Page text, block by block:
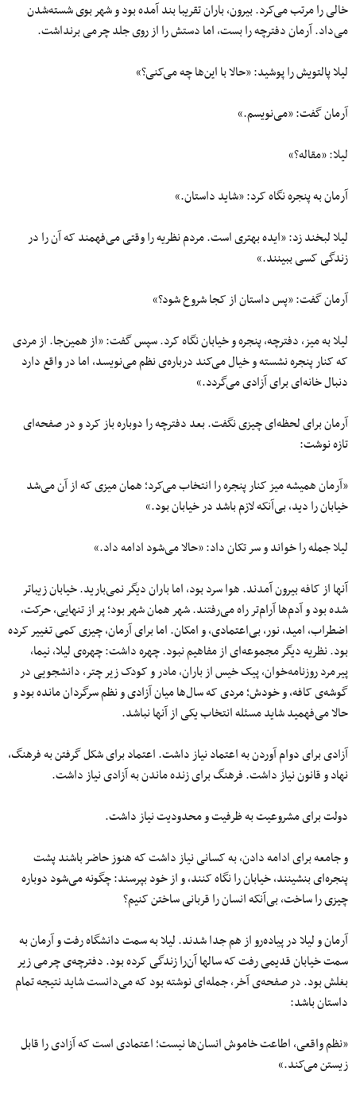
خالی را مرتب می‌کرد. بیرون، باران تقریبا بند آمده بود و شهر بوی شسته‌شدن
می‌داد. آرمان دفترچه را بست، اما دستش را از روی جلد چرمی برنداشت.
لیلا پالتویش را پوشید: «حالا با این‌ها چه می‌کنی؟»
آرمان گفت: «می‌نویسم.»
لیلا: «مقاله؟»
آرمان به پنجره نگاه کرد: «شاید داستان.»
لیلا لبخند زد: «ایده بهتری است. مردم نظریه را وقتی می‌فهمند که آن را در
زندگی کسی ببینند.»
آرمان گفت: «پس داستان از کجا شروع شود؟»
لیلا به میز، دفترچه، پنجره و خیابان نگاه کرد. سپس گفت: «از همین‌جا. از مردی
که کنار پنجره نشسته و خیال می‌کند درباره‌ی نظم می‌نویسد، اما در واقع دارد
دنبال خانه‌ای برای آزادی می‌گردد.»
آرمان برای لحظه‌ای چیزی نگفت. بعد دفترچه را دوباره باز کرد و در صفحه‌ای
تازه نوشت:
«آرمان همیشه میز کنار پنجره را انتخاب می‌کرد؛ همان میزی که از آن می‌شد
خیابان را دید، بی‌آنکه لازم باشد در خیابان بود.»
لیلا جمله را خواند و سر تکان داد: «حالا می‌شود ادامه داد.»
آنها از کافه بیرون آمدند. هوا سرد بود، اما باران دیگر نمی‌بارید. خیابان زیباتر
شده بود و آدم‌ها آرام‌تر راه می‌رفتند. شهر همان شهر بود؛ پر از تنهایی، حرکت،
اضطراب، امید، نور، بی‌اعتمادی، و امکان. اما برای آرمان، چیزی کمی تغییر کرده
بود. نظریه دیگر مجموعه‌ای از مفاهیم نبود. چهره داشت: چهره‌ی لیلا، نیما،
پیرمرد روزنامه‌خوان، پیک خیس از باران، مادر و کودک زیر چتر، دانشجویی در
گوشه‌ی کافه، و خودش؛ مردی که سال‌ها میان آزادی و نظم سرگردان مانده بود و
حالا می‌فهمید شاید مسئله انتخاب یکی از آنها نباشد.
آزادی برای دوام آوردن به اعتماد نیاز داشت. اعتماد برای شکل گرفتن به فرهنگ،
نهاد و قانون نیاز داشت. فرهنگ برای زنده ماندن به آزادی نیاز داشت.
دولت برای مشروعیت به ظرفیت و محدودیت نیاز داشت.
و جامعه برای ادامه دادن، به کسانی نیاز داشت که هنوز حاضر باشند پشت
پنجره‌ای بنشینند، خیابان را نگاه کنند، و از خود بپرسند: چگونه می‌شود دوباره
چیزی را ساخت، بی‌آنکه انسان را قربانی ساختن کنیم؟
آرمان و لیلا در پیاده‌رو از هم جدا شدند. لیلا به سمت دانشگاه رفت و آرمان به
سمت خیابان قدیمی رفت که سالها آن‌را زندگی کرده بود. دفترچه‌ی چرمی زیر
بغلش بود. در صفحه‌ی آخر، جمله‌ای نوشته بود که می‌دانست شاید نتیجه تمام
داستان باشد:
«نظم واقعی، اطاعت خاموش انسان‌ها نیست؛ اعتمادی است که آزادی را قابل
زیستن می‌کند.»